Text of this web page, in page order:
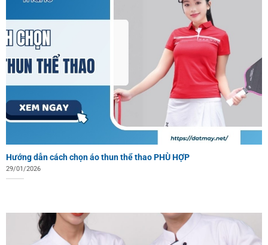
Hướng dẫn cách chọn áo thun thể thao PHÙ HỢP
29/01/2026